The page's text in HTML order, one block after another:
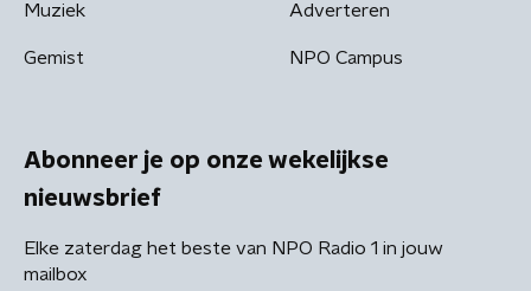
Muziek
Gemist
Adverteren
NPO Campus
Abonneer je op onze wekelijkse
nieuwsbrief
Elke zaterdag het beste van NPO Radio 1 in jouw
mailbox